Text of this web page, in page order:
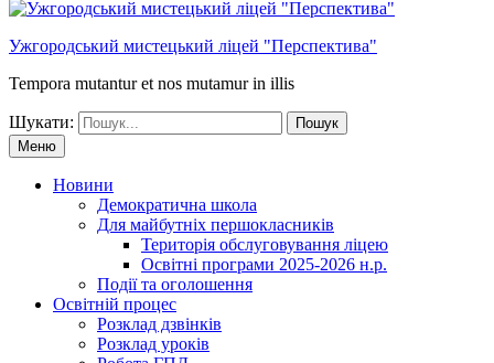
Ужгородський мистецький ліцей "Перспектива"
Tempora mutantur et nos mutamur in illis
Шукати:
Меню
Новини
Демократична школа
Для майбутніх першокласників
Територія обслуговування ліцею
Освітні програми 2025-2026 н.р.
Події та оголошення
Освітній процес
Розклад дзвінків
Розклад уроків